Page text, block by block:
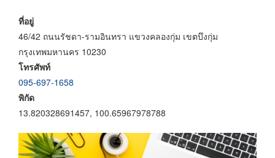
ที่อยู่
46/42 ถนนรัชดา-รามอินทรา แขวงคลองกุ่ม เขตบึงกุ่ม
กรุงเทพมหานคร 10230
โทรศัพท์
095-697-1658
พิกัด
13.820328691457, 100.65967978788